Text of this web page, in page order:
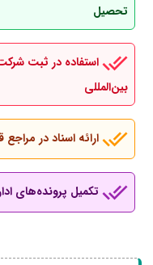
تحصیل
استفاده در ثبت
بین‌المللی
ارائه اسناد در
تکمیل پرونده‌های